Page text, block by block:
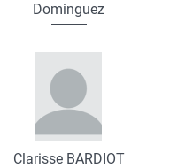
Dominguez
Clarisse BARDIOT